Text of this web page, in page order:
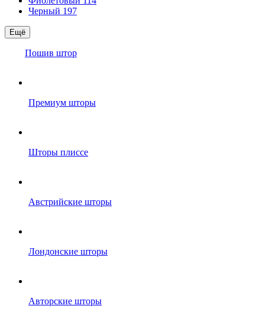
Черный 197
Ещё
Пошив штор
Премиум шторы
Шторы плиссе
Австрийские шторы
Лондонские шторы
Авторские шторы